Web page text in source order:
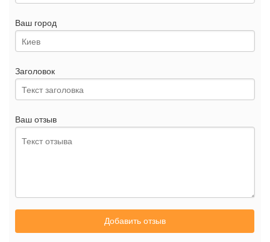
Ваш город
Заголовок
Ваш отзыв
Добавить отзыв